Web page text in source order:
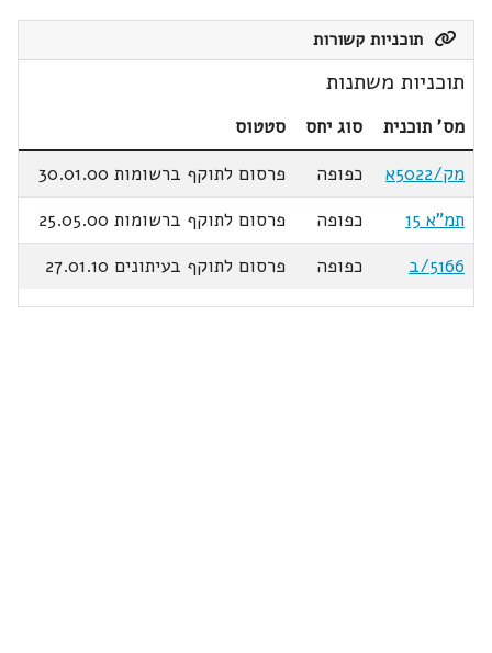
תוכניות קשורות
תוכניות משתנות
מס' תוכנית סוג יחס
סטטוס
מק/5022א
כפופה
פרסום לתוקף ברשומות 30.01.00
תמ"א 15
כפופה
פרסום לתוקף ברשומות 25.05.00
5166/ב
כפופה פרסום לתוקף בעיתונים 27.01.10